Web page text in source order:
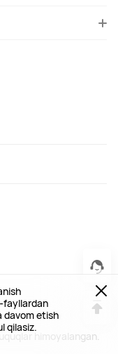
fayllardan
davom etish
qilasiz.
himoyalangan.